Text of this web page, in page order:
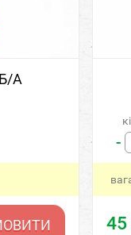
А
-
45